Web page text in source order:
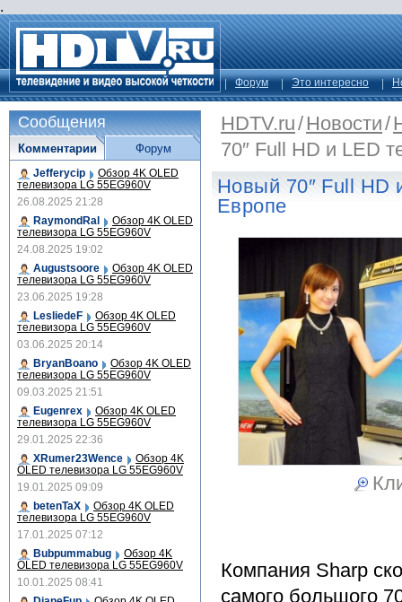
.
Форум Это интересно
HDTV.ru/Новости/
70″ Full HD и LED
Новый 70″ Full HD
Европе
Компания Sharp
самого большого
Сообщения
Комментарии
Jefferycip Обзор 4K OLED
телевизора LG 55EG960V
26.08.2025 21:28
RaymondRal
Обзор 4K OLED
телевизора LG 55EG960V
24.08.2025 19:02
Augustsoore
Обзор 4K OLED
телевизора LG 55EG960V
23.06.2025 19:28
LesliedeF
Обзор 4K OLED
телевизора LG 55EG960V
03.06.2025 20:14
BryanBoano
Обзор 4K OLED
телевизора LG 55EG960V
09.03.2025 21:51
Eugenrex
Обзор 4K OLED
телевизора LG 55EG960V
29.01.2025 22:36
XRumer23Wence
Обзор 4K
OLED телевизора LG 55EG960V
19.01.2025 09:09
betenTaX
Обзор 4K OLED
телевизора LG 55EG960V
17.01.2025 07:12
Bubpummabug
Обзор 4K
OLED телевизора LG 55EG960V
10.01.2025 08:41
Форум